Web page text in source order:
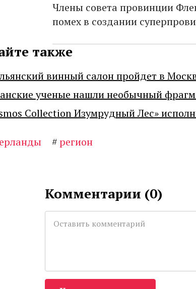
Члены совета провинции
помех в создании
также
винный салон пройдет в
ученые нашли необычный
Collection Изумрудный Лес»
#регион
Комментарии (0)